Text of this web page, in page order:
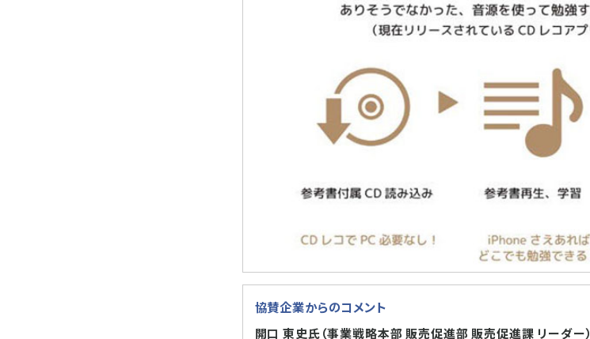
協賛企業からのコメント
開口 東史氏（事業戦略本部 販売促進部 販売促進課 リーダー）